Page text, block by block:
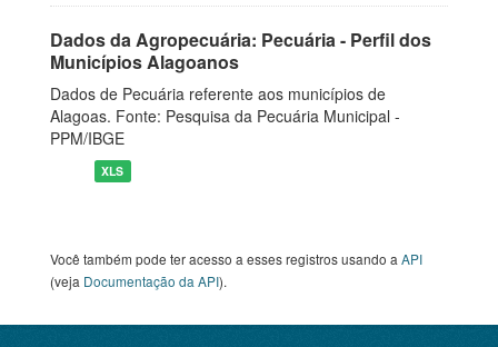
Dados da Agropecuária: Pecuária - Perfil dos
Municípios Alagoanos
Dados de Pecuária referente aos municípios de
Alagoas. Fonte: Pesquisa da Pecuária Municipal -
PPM/IBGE
XLS
Você também pode ter acesso a esses registros usando a API
(veja Documentação da API).